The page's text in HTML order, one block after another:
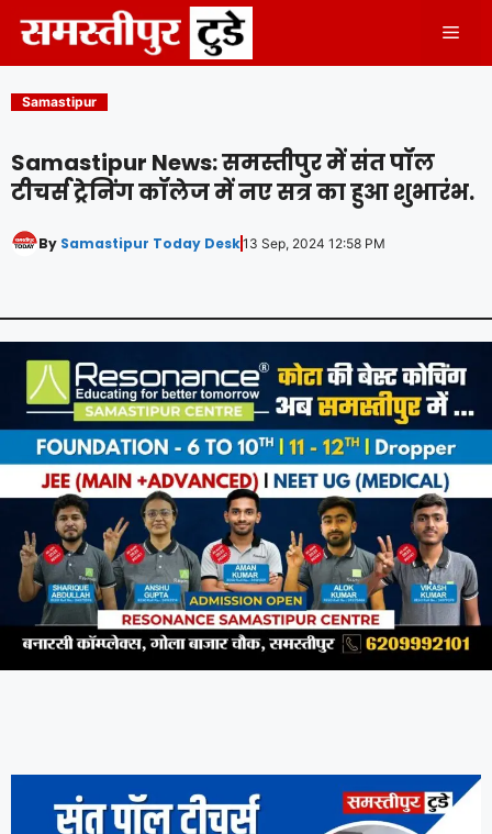
content
Samastipur
Samastipur News: समस्तीपुर में संत पॉल
टीचर्स ट्रेनिंग कॉलेज में नए सत्र का हुआ शुभारंभ.
By Samastipur Today Desk13 Sep, 2024 12:58 PM